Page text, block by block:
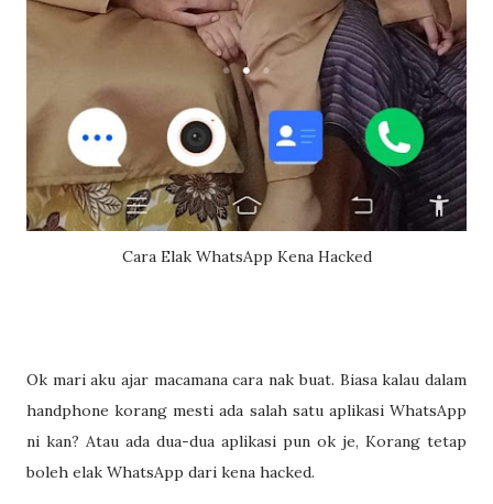
Cara Elak WhatsApp Kena Hacked
Ok mari aku ajar macamana cara nak buat. Biasa kalau dalam
handphone korang mesti ada salah satu aplikasi WhatsApp
ni kan? Atau ada dua-dua aplikasi pun ok je, Korang tetap
boleh elak WhatsApp dari kena hacked.